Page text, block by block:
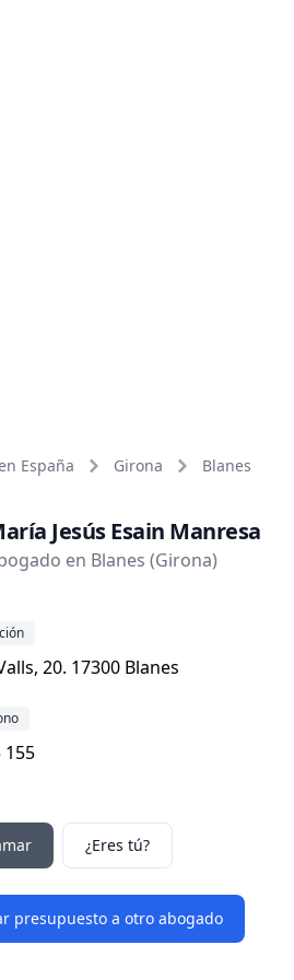
España Girona Blanes
Jesús Esain Manresa
en Blanes (Girona)
20. 17300 Blanes
155
¿Eres tú?
presupuesto a otro abogado